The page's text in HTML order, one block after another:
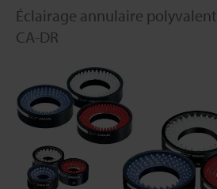
Éclairage annulaire polyvalent
CA-DR